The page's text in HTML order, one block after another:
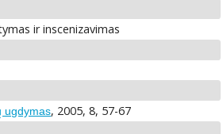
ir inscenizavimas
ugdymas, 2005, 8, 57-67